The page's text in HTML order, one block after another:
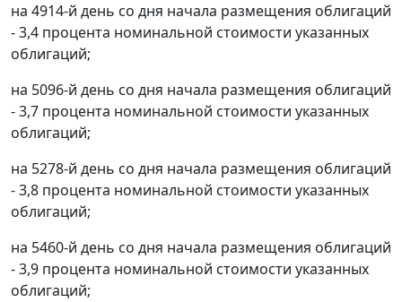
на 4914-й день со дня начала размещения облигаций
- 3,4 процента номинальной стоимости указанных
облигаций;
на 5096-й день со дня начала размещения облигаций
- 3,7 процента номинальной стоимости указанных
облигаций;
на 5278-й день со дня начала размещения облигаций
- 3,8 процента номинальной стоимости указанных
облигаций;
на 5460-й день со дня начала размещения облигаций
- 3,9 процента номинальной стоимости указанных
облигаций;